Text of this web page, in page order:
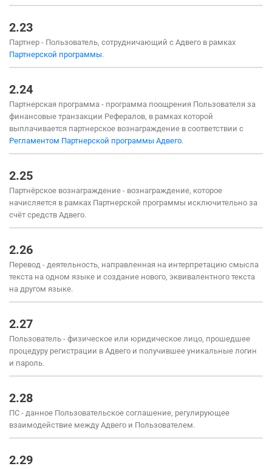
2.23
Партнер - Пользователь, сотрудничающий с Адвего в рамках
Партнерской программы.
2.24
Партнерская программа - программа поощрения Пользователя за
финансовые транзакции Рефералов, в рамках которой
выплачивается партнерское вознаграждение в соответствии с
Регламентом Партнерской программы Адвего.
2.25
Партнёрское вознаграждение - вознаграждение, которое
начисляется в рамках Партнерской программы исключительно за
счёт средств Адвего.
2.26
Перевод - деятельность, направленная на интерпретацию смысла
текста на одном языке и создание нового, эквивалентного текста
на другом языке.
2.27
Пользователь - физическое или юридическое лицо, прошедшее
процедуру регистрации в Адвего и получившее уникальные логин
и пароль.
2.28
ПС - данное Пользовательское соглашение, регулирующее
взаимодействие между Адвего и Пользователем.
2.29